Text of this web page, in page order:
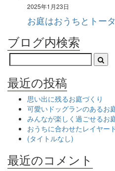
2025年1月23日
お庭はおうちとトー
ブログ内検索
最近の投稿
思い出に残るお庭づくり
可愛いドッグランのあるお
みんなが楽しく過ごせるお
おうちに合わせたレイヤー
(タイトルなし)
最近のコメント